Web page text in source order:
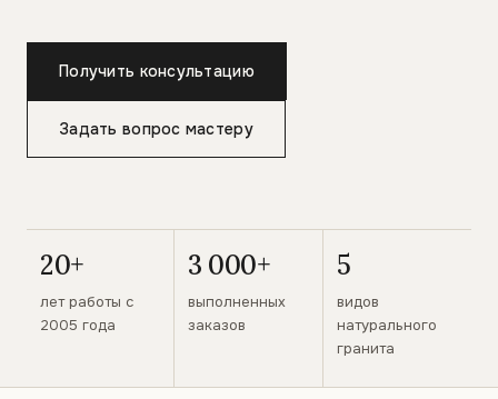
Получить консультацию
Задать вопрос мастеру
20+
лет работы с
2005 года
3 000+
выполненных
заказов
5
видов
натурального
гранита